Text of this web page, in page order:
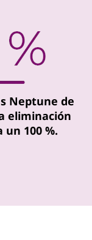
Neptune de
eliminación
un 100 %.